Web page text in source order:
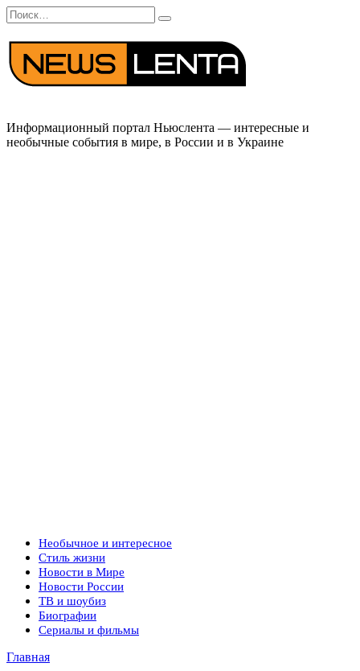
Перейти
к
содержанию
Search
for:
Информационный портал Ньюслента — интересные и
необычные события в мире, в России и в Украине
Необычное и интересное
Стиль жизни
Новости в Мире
Новости России
ТВ и шоубиз
Биографии
Сериалы и фильмы
Главная